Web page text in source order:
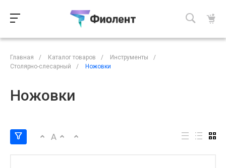
Главная / Каталог товаров / Инструменты
/
Столярно-слесарный
/ Ножовки
Ножовки
A